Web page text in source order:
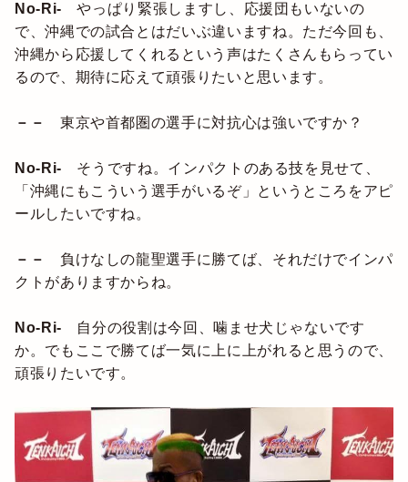
No-Ri-やっぱり緊張しますし、応援団もいないの
で、沖縄での試合とはだいぶ違いますね。ただ今回も、
沖縄から応援してくれるという声はたくさんもらってい
るので、期待に応えて頑張りたいと思います。
－－ 東京や首都圏の選手に対抗心は強いですか？
No-Ri- そうですね。インパクトのある技を見せて、
「沖縄にもこういう選手がいるぞ」というところをアピ
ールしたいですね。
－－ 負けなしの龍聖選手に勝てば、それだけでインパ
クトがありますからね。
No-Ri- 自分の役割は今回、噛ませ犬じゃないです
か。でもここで勝てば一気に上に上がれると思うので、
頑張りたいです。